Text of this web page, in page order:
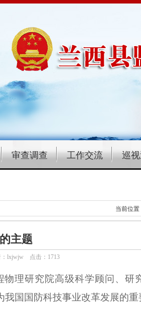
审查调查 工作交流 巡
当前位置
主题
lxjwjw 点击： 1713
理研究院高级科学顾问、研
国国防科技事业改革发展的